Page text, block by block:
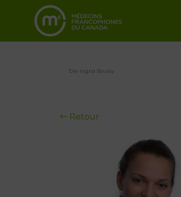
Dre Ingrid Boulay
Retour